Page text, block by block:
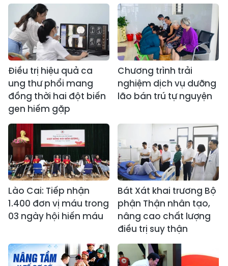
Điều trị hiệu quả ca
ung thư phổi mang
đồng thời hai đột biến
gen hiếm gặp
Chương trình trải
nghiệm dịch vụ dưỡng
lão bán trú tự nguyện
Lào Cai: Tiếp nhận
1.400 đơn vị máu trong
03 ngày hội hiến máu
Bát Xát khai trương Bộ
phận Thận nhân tạo,
nâng cao chất lượng
điều trị suy thận